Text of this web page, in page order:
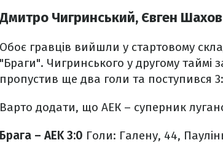
Дмитро Чигринський, Євген
Обоє гравців вийшли у стартовому
"Браги". Чигринського у другому таймі
пропустив ще два голи та поступився
Варто додати, що АЕК – суперник
Брага – AEK 3:0 Голи: Галену, 44,